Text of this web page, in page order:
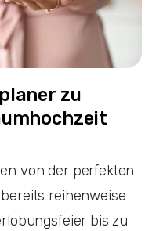
zu
von der perfekten
reihenweise
bis zu